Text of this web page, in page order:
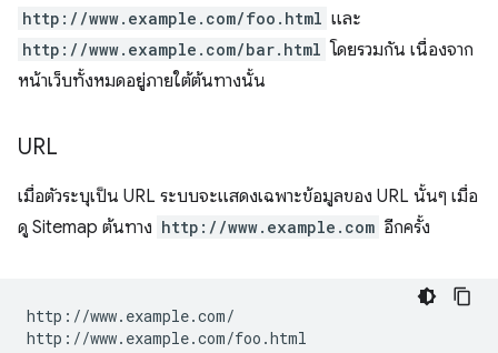
http://www.example.com/foo.html และ
http://www.example.com/bar.html โดยรวมกัน เนื่องจาก
หน้าเว็บทั้งหมดอยู่ภายใต้ต้นทางนั้น
URL
เมื่อตัวระบุเป็น URL ระบบจะแสดงเฉพาะข้อมูลของ URL นั้นๆ เมื่อ
ดู Sitemap ต้นทาง http://www.example.com อีกครั้ง
http://www.example.com/
http://www.example.com/foo.html